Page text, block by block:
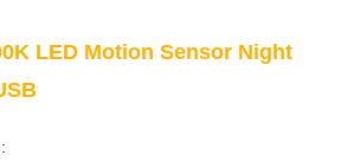
LED Motion Sensor Night